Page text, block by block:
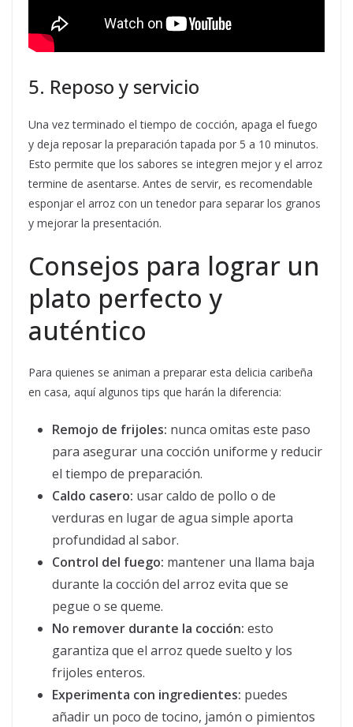
5. Reposo y servicio
Una vez terminado el tiempo de cocción, apaga el fuego
y deja reposar la preparación tapada por 5 a 10 minutos.
Esto permite que los sabores se integren mejor y el arroz
termine de asentarse. Antes de servir, es recomendable
esponjar el arroz con un tenedor para separar los granos
y mejorar la presentación.
Consejos para lograr un
plato perfecto y
auténtico
Para quienes se animan a preparar esta delicia caribeña
en casa, aquí algunos tips que harán la diferencia:
Remojo de frijoles: nunca omitas este paso
para asegurar una cocción uniforme y reducir
el tiempo de preparación.
Caldo casero: usar caldo de pollo o de
verduras en lugar de agua simple aporta
profundidad al sabor.
Control del fuego: mantener una llama baja
durante la cocción del arroz evita que se
pegue o se queme.
No remover durante la cocción: esto
garantiza que el arroz quede suelto y los
frijoles enteros.
Experimenta con ingredientes: puedes
añadir un poco de tocino, jamón o pimientos